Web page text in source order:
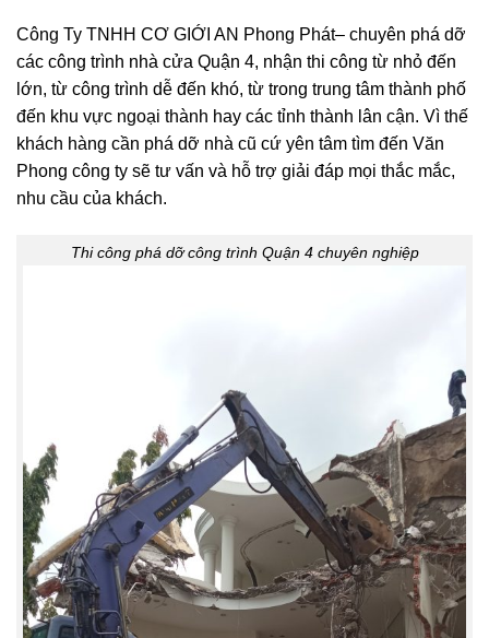
Công Ty TNHH CƠ GIỚI AN Phong Phát– chuyên phá dỡ
các công trình nhà cửa Quận 4, nhận thi công từ nhỏ đến
lớn, từ công trình dễ đến khó, từ trong trung tâm thành phố
đến khu vực ngoại thành hay các tỉnh thành lân cận. Vì thế
khách hàng cần phá dỡ nhà cũ cứ yên tâm tìm đến Văn
Phong công ty sẽ tư vấn và hỗ trợ giải đáp mọi thắc mắc,
nhu cầu của khách.
Thi công phá dỡ công trình Quận 4 chuyên nghiệp